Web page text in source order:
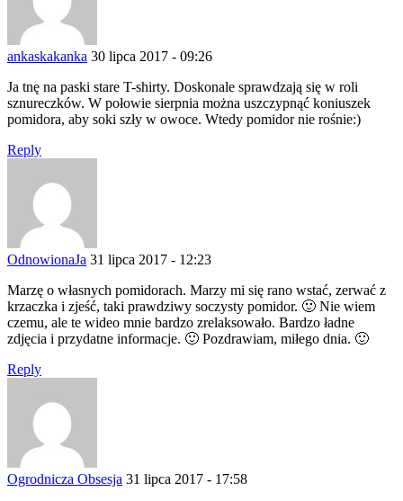
ankaskakanka 30 lipca 2017 - 09:26
Ja tnę na paski stare T-shirty. Doskonale sprawdzają się w roli
sznureczków. W połowie sierpnia można uszczypnąć koniuszek
pomidora, aby soki szły w owoce. Wtedy pomidor nie rośnie:)
Reply
OdnowionaJa 31 lipca 2017 - 12:23
Marzę o własnych pomidorach. Marzy mi się rano wstać, zerwać z
krzaczka i zjeść, taki prawdziwy soczysty pomidor. 🙂 Nie wiem
czemu, ale te wideo mnie bardzo zrelaksowało. Bardzo ładne
zdjęcia i przydatne informacje. 🙂 Pozdrawiam, miłego dnia. 🙂
Reply
Ogrodnicza Obsesja 31 lipca 2017 - 17:58